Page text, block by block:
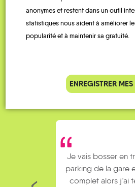
Je vais bosser en
parking de la gare
complet alors j’ai
anonymes et restent dans un outil
statistiques nous aident à améliorer
popularité et à maintenir sa gratuité.
ENREGISTRER